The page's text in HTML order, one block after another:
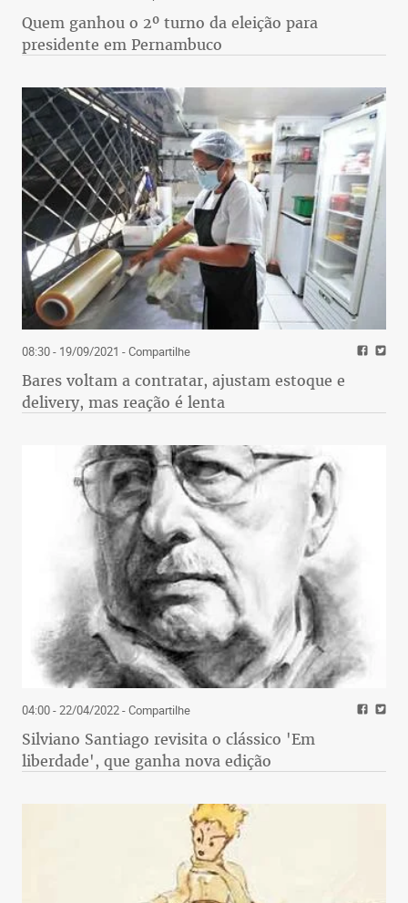
Quem ganhou o 2º turno da eleição para
presidente em Pernambuco
08:30 - 19/09/2021 - Compartilhe
Bares voltam a contratar, ajustam estoque e
delivery, mas reação é lenta
04:00 - 22/04/2022- Compartilhe
Silviano Santiago revisita o clássico 'Em
liberdade', que ganha nova edição